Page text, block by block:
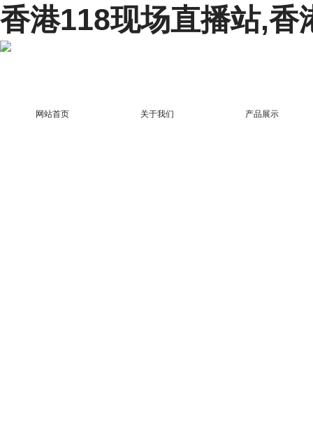
香港118现场直播站,香
网站首页 关于我们 产品展示